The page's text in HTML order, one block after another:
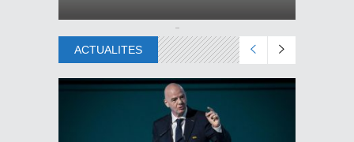
ACTUALITES